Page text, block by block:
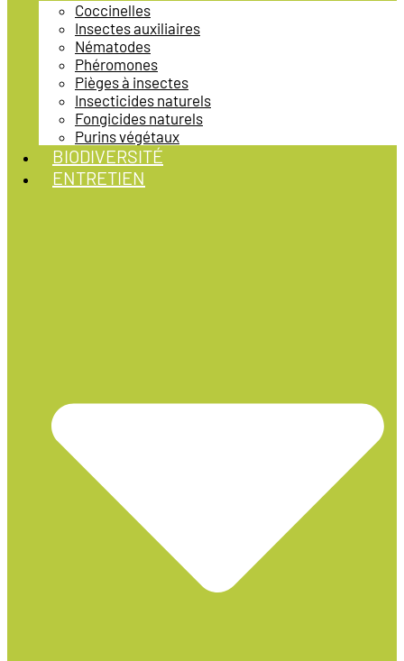
Coccinelles
Insectes auxiliaires
Nématodes
Phéromones
Pièges à insectes
Insecticides naturels
Fongicides naturels
Purins végétaux
BIODIVERSITÉ
ENTRETIEN